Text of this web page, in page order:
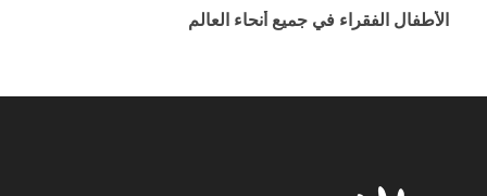
الأطفال الفقراء في جميع أنحاء العالم